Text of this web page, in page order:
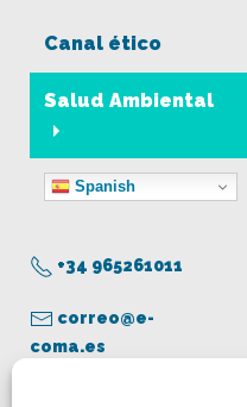
Canal ético
Salud Ambiental
Spanish
+34 965261011
correo@e-
coma.es